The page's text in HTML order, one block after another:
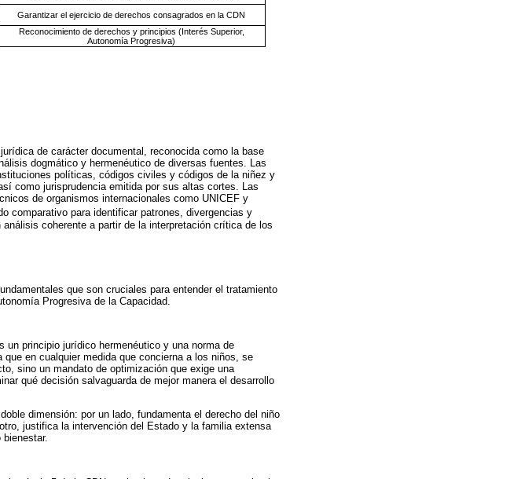
Garantizar el ejercicio de derechos consagrados en la CDN
Reconocimiento de derechos y principios (Interés Superior,
Autonomía Progresiva)
de carácter documental, reconocida como la base
dogmático y hermenéutico de diversas fuentes. Las
políticas, códigos civiles y códigos de la niñez y
como jurisprudencia emitida por sus altas cortes. Las
de organismos internacionales como UNICEF y
comparativo para identificar patrones, divergencias y
coherente a partir de la interpretación crítica de los
que son cruciales para entender el tratamiento
Progresiva de la Capacidad.
un principio jurídico hermenéutico y una norma de
en cualquier medida que concierna a los niños, se
sino un mandato de optimización que exige una
qué decisión salvaguarda de mejor manera el desarrollo
dimensión: por un lado, fundamenta el derecho del niño
justifica la intervención del Estado y la familia extensa